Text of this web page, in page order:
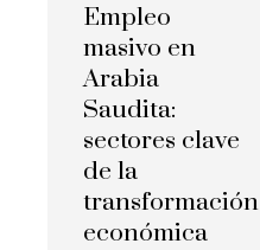
Empleo
masivo en
Arabia
Saudita:
sectores clave
de la
transformación
económica